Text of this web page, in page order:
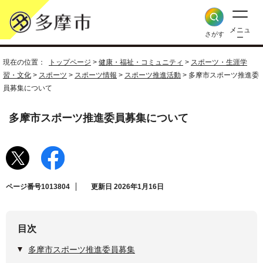
さがす
メニュ
ー
現在の位置： トップページ > 健康・福祉・コミュニティ > スポーツ・生涯学
習・文化 > スポーツ > スポーツ情報 > スポーツ推進活動 > 多摩市スポーツ推進委
員募集について
多摩市スポーツ推進委員募集について
ページ番号1013804 更新日 2026年1月16日
目次
多摩市スポーツ推進委員募集